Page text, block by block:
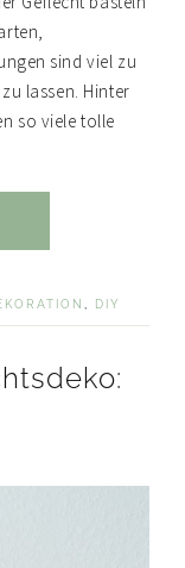
sind viel zu
lassen. Hinter
so viele tolle
DIY